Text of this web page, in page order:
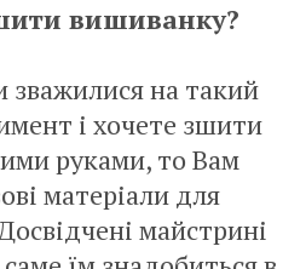
вишиванку?
на такий
і хочете зшити
руками, то Вам
матеріали для
майстрині